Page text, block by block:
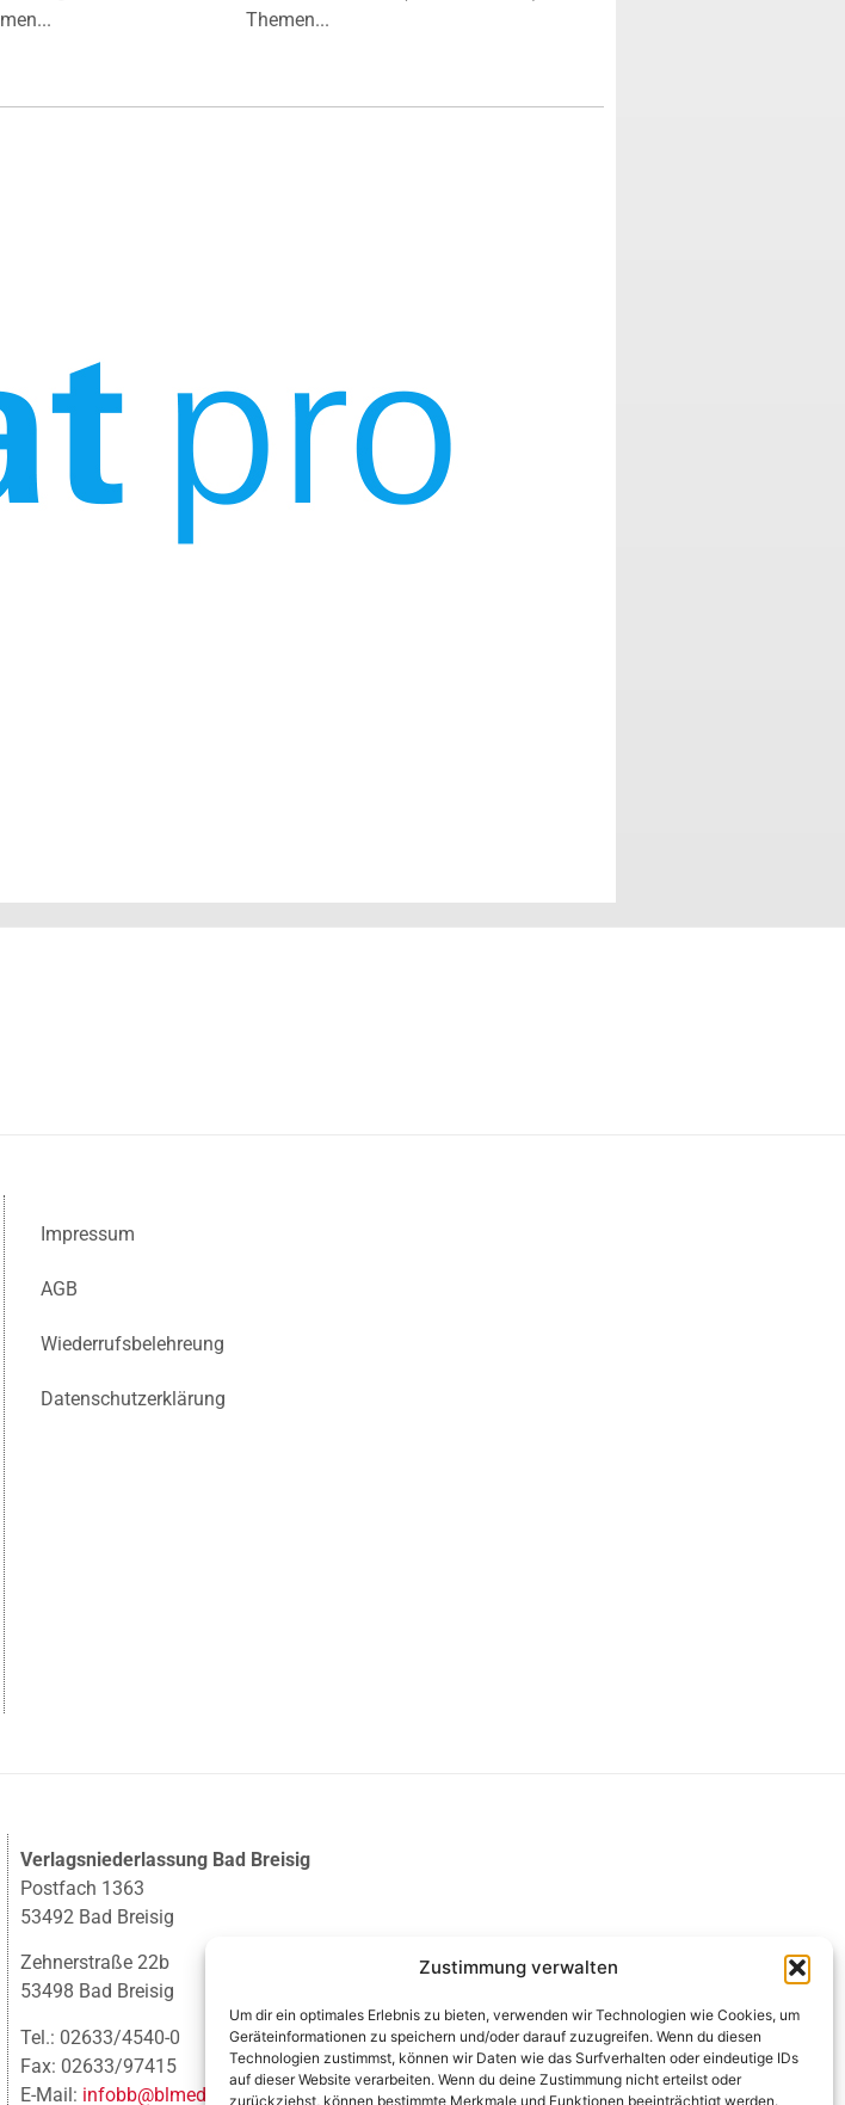
Zustimmung verwalten
Um dir ein optimales Erlebnis zu bieten, verwenden wir Technologien wie Cookies, um
Geräteinformationen zu speichern und/oder darauf zuzugreifen. Wenn du diesen
Technologien zustimmst, können wir Daten wie das Surfverhalten oder eindeutige IDs
auf dieser Website verarbeiten. Wenn du deine Zustimmung nicht erteilst oder
zurückziehst, können bestimmte Merkmale und Funktionen beeinträchtigt werden.
Themen...
Impressum
AGB
Wiederrufsbelehreung
Datenschutzerklärung
Verlagsniederlassung Bad Breisig
Postfach 1363
53492 Bad Breisig
Zehnerstraße 22b
53498 Bad Breisig
Tel.: 02633/4540-0
Fax: 02633/97415
E-Mail: infobb@blmedien.de